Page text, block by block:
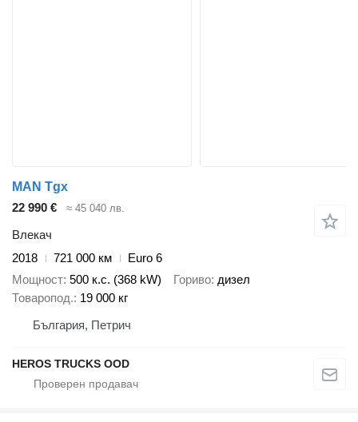
MAN Tgx
22 990 €
≈ 45 040 лв.
Влекач
2018
721 000 км
Euro 6
Мощност 500 к.с. (368 kW) Гориво дизел
Товаропод. 19 000 кг
България, Петрич
HEROS TRUCKS OOD